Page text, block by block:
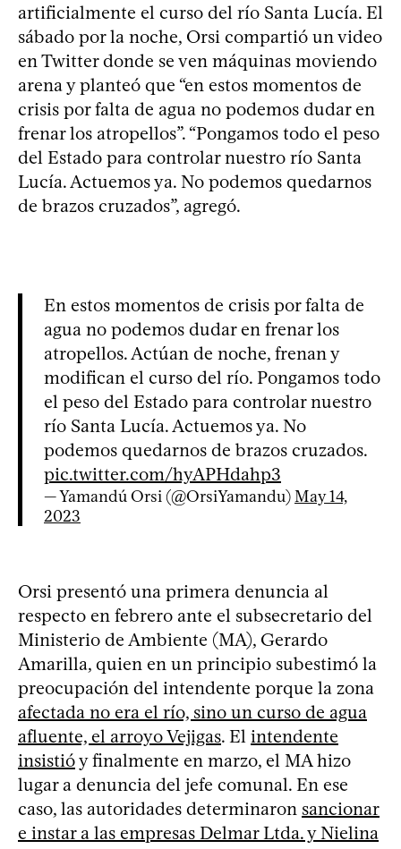
artificialmente el curso del río Santa Lucía. El
sábado por la noche, Orsi compartió un video
en Twitter donde se ven máquinas moviendo
arena y planteó que “en estos momentos de
crisis por falta de agua no podemos dudar en
frenar los atropellos”. “Pongamos todo el peso
del Estado para controlar nuestro río Santa
Lucía. Actuemos ya. No podemos quedarnos
de brazos cruzados”, agregó.
En estos momentos de crisis por falta de
agua no podemos dudar en frenar los
atropellos. Actúan de noche, frenan y
modifican el curso del río. Pongamos todo
el peso del Estado para controlar nuestro
río Santa Lucía. Actuemos ya. No
podemos quedarnos de brazos cruzados.
pic.twitter.com/hyAPHdahp3
— Yamandú Orsi (@OrsiYamandu)May 14,
2023
Orsi presentó una primera denuncia al
respecto en febrero ante el subsecretario del
Ministerio de Ambiente (MA), Gerardo
Amarilla, quien en un principio subestimó la
preocupación del intendente porque la zona
afectada no era el río, sino un curso de agua
afluente, el arroyo Vejigas. El intendente
insistióy finalmente en marzo, el MA hizo
lugar a denuncia del jefe comunal. En ese
caso, las autoridades determinaron sancionar
e instar a las empresas Delmar Ltda. y Nielina